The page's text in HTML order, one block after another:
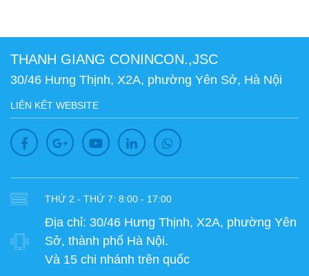
THANH GIANG CONINCON.,JSC
30/46 Hưng Thịnh, X2A, phường Yên Sở, Hà Nội
LIÊN KẾT WEBSITE
THỨ 2 - THỨ 7: 8:00 - 17:00
Địa chỉ: 30/46 Hưng Thịnh, X2A, phường Yên
Sở, thành phố Hà Nội.
Và 15 chi nhánh trên quốc